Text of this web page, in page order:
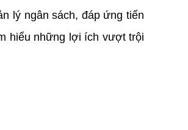
lý ngân sách, đáp ứng tiến
hiểu những lợi ích vượt trội